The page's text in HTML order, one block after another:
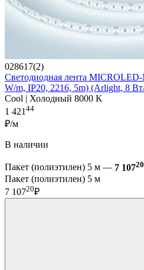
028617(2)
Светодиодная лента
W/m, IP20, 2216, 5m) (Arlight, 8
Cool | Холодный 8000 K
1 42144
₽/м
В наличии
Пакет (полиэтилен) 5 м — 7 10720
Пакет (полиэтилен) 5 м
7 10720₽